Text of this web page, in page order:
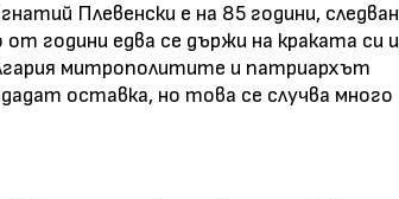
Плевенски е на 85 години, следван
години едва се държи на краката си и
митрополитите и патриархът
оставка, но това се случва много